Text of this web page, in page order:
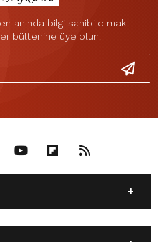
anında bilgi sahibi olmak
bültenine üye olun.
GÜNDEM